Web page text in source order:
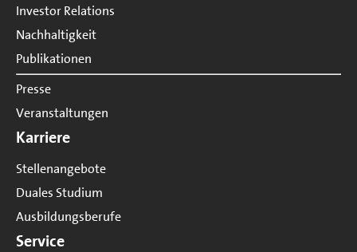
Investor Relations
Nachhaltigkeit
Publikationen
Presse
Veranstaltungen
Karriere
Stellenangebote
Duales Studium
Ausbildungsberufe
Service